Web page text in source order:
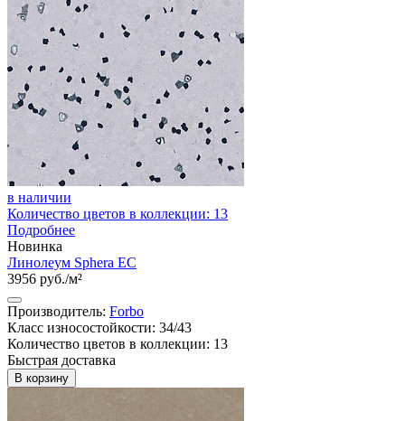
в наличии
Количество цветов в коллекции: 13
Подробнее
Новинка
Линолеум Sphera EC
3956 руб./м²
Производитель: Forbo
Класс износостойкости: 34/43
Количество цветов в коллекции: 13
Быстрая доставка
В корзину